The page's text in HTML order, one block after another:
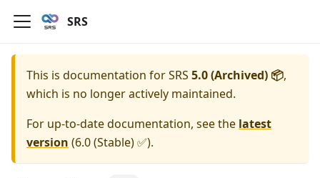
SRS
This is documentation forSRS 5.0 (Archived) 📦,
which is no longer actively maintained.
For up-to-date documentation, see the latest
version (6.0 (Stable) ✅).